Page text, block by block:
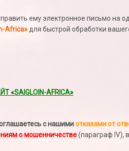
ему электронное письмо на
Africa»для быстрой обработки
AFRICA»
с нашимиотказами от
о мошенничестве(параграф IV),